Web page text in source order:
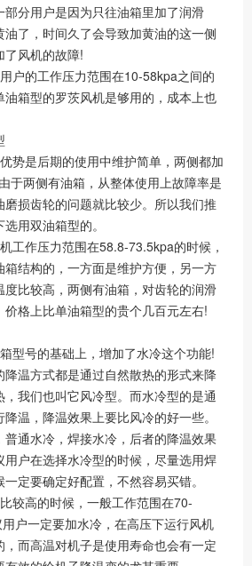
分用户是因为只往油箱里加了润滑
了，时间久了会导致加黄油的这一侧
了风机的故障!
户的工作压力范围在10-58kpa之间的
油箱型的罗茨风机是够用的，成本上也
势是后期的使用中维护简单，两侧都加
于两侧有油箱，从整体使用上故障率是
损齿轮的问题就比较少。所以我们推
用双油箱型的。
工作压力范围在58.8-73.5kpa的时候，
结构的，一方面是维护方便，另一方
比较高，两侧有油箱，对齿轮的润滑
格上比单油箱型的贵个几百元左右!
型号的基础上，增加了水冷这个功能!
温方式都是通过自然散热的形式来降
我们也叫它风冷型。而水冷型的是通
温，降温效果上要比风冷的好一些。
通水冷，焊接水冷，后者的降温效果
户在选择水冷型的时候，尽量选用焊
定要确定好配置，不然容易买错。
较高的时候，一般工作范围在70-
户一定要加水冷，在高压下运行风机
而高温对机子是使用寿命也会有一定